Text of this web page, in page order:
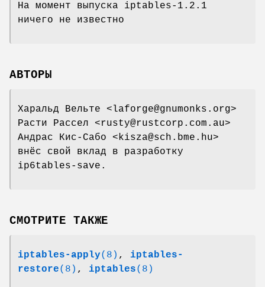
На момент выпуска iptables-1.2.1
ничего не известно
АВТОРЫ
Харальд Вельте <laforge@gnumonks.org>
Расти Рассел <rusty@rustcorp.com.au>
Андрас Кис-Сабо <kisza@sch.bme.hu>
внёс свой вклад в разработку
ip6tables-save.
СМОТРИТЕ ТАКЖЕ
iptables-apply(8) , iptables-
restore(8) , iptables(8)